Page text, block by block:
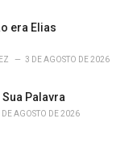
era Elias
3 DE AGOSTO DE 2026
Palavra
DE AGOSTO DE 2026